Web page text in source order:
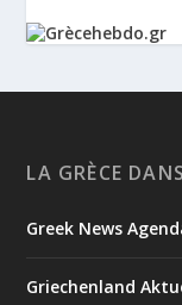
Ελλάδας σε
εξωστρέφεια, τις
GAMESCOM |
Ριάντ
LA GRÈCE
Greek News
Griechenland